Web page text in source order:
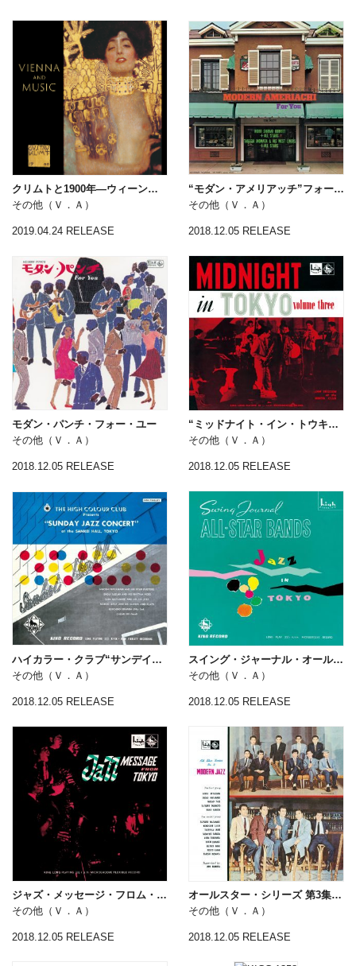
クリムトと1900年―ウィーンを巡る音楽―
その他（Ｖ．Ａ）
2019.04.24 RELEASE
“モダン・アメリアッチ”フォー・ユー
その他（Ｖ．Ａ）
2018.12.05 RELEASE
モダン・パンチ・フォー・ユー
その他（Ｖ．Ａ）
2018.12.05 RELEASE
“ミッドナイト・イン・トウキョウ” 第3集
その他（Ｖ．Ａ）
2018.12.05 RELEASE
ハイカラー・クラブ“サンデイ・ジャズ・コンサート”
その他（Ｖ．Ａ）
2018.12.05 RELEASE
スイング・ジャーナル・オールスター・バンド
その他（Ｖ．Ａ）
2018.12.05 RELEASE
ジャズ・メッセージ・フロム・トウキョウ
その他（Ｖ．Ａ）
2018.12.05 RELEASE
オールスター・シリーズ 第3集 モダーン・ジャズ編
その他（Ｖ．Ａ）
2018.12.05 RELEASE